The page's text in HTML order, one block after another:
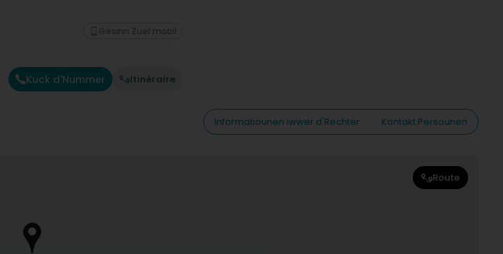
Kuck d'Nummer Itinéraire
Gesinn Zuel mobil
Informatiounen iwwer d'Rechter
Kontakt Persounen
Route